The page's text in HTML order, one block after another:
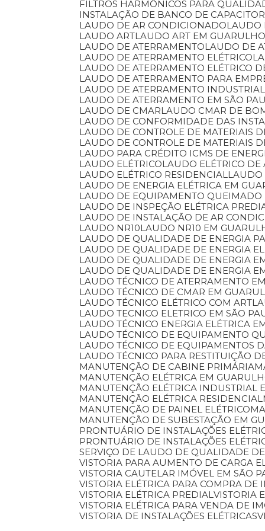
FILTROS HARMÔNICOS PARA
INSTALAÇÃO DE BANCO DE
LAUDO DE AR CONDICIONADO
LAUDO ART LAUDO ART EM
LAUDO DE ATERRAMENTO LAUDO DE
LAUDO DE ATERRAMENTO ELÉTRICO
LAUDO DE ATERRAMENTO ELÉTRICO
LAUDO DE ATERRAMENTO PARA
LAUDO DE ATERRAMENTO INDUSTRIAL
LAUDO DE ATERRAMENTO EM SÃO
LAUDO DE CMAR LAUDO CMAR DE
LAUDO DE CONFORMIDADE DAS
LAUDO DE CONTROLE DE MATERIAIS
LAUDO DE CONTROLE DE MATERIAIS
LAUDO PARA CRÉDITO ICMS DE
LAUDO ELÉTRICO LAUDO ELÉTRICO DE
LAUDO ELÉTRICO RESIDENCIAL
LAUDO DE ENERGIA ELÉTRICA EM
LAUDO DE EQUIPAMENTO QUEIMADO
LAUDO DE INSPEÇÃO ELÉTRICA
LAUDO DE INSTALAÇÃO DE AR
LAUDO NR10 LAUDO NR10 EM
LAUDO DE QUALIDADE DE ENERGIA
LAUDO DE QUALIDADE DE ENERGIA
LAUDO DE QUALIDADE DE ENERGIA
LAUDO DE QUALIDADE DE ENERGIA
LAUDO TÉCNICO DE ATERRAMENTO
LAUDO TÉCNICO DE CMAR EM
LAUDO TÉCNICO ELÉTRICO COM ART
LAUDO TECNICO ELETRICO EM SÃO
LAUDO TÉCNICO ENERGIA ELÉTRICA
LAUDO TÉCNICO DE EQUIPAMENTO
LAUDO TÉCNICO DE EQUIPAMENTOS
LAUDO TÉCNICO PARA RESTITUIÇÃO
MANUTENÇÃO DE CABINE PRIMÁRIA
MANUTENÇÃO ELÉTRICA EM
MANUTENÇÃO ELÉTRICA INDUSTRIAL
MANUTENÇÃO ELÉTRICA RESIDENCIAL
MANUTENÇÃO DE PAINEL ELÉTRICO
MANUTENÇÃO DE SUBESTAÇÃO EM
PRONTUÁRIO DE INSTALAÇÕES
PRONTUÁRIO DE INSTALAÇÕES
SERVIÇO DE LAUDO DE QUALIDADE
VISTORIA PARA AUMENTO DE CARGA
VISTORIA CAUTELAR IMÓVEL EM SÃO
VISTORIA ELÉTRICA PARA COMPRA DE
VISTORIA ELÉTRICA PREDIAL VISTORIA
VISTORIA ELÉTRICA PARA VENDA DE
VISTORIA DE INSTALAÇÕES ELÉTRICAS